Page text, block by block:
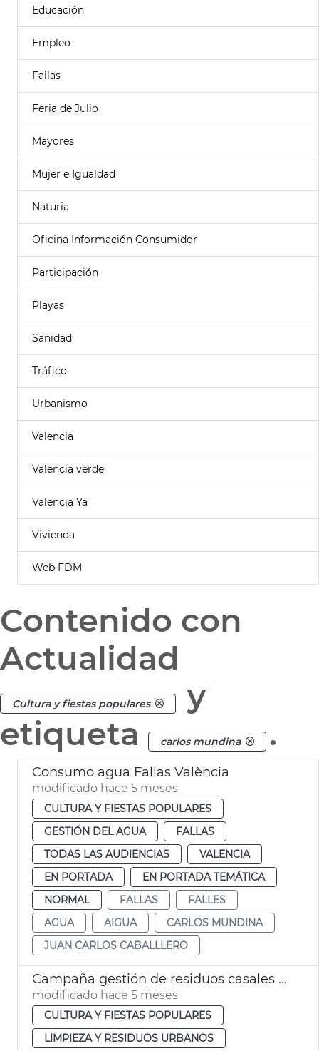
Educación
Empleo
Fallas
Feria de Julio
Mayores
Mujer e Igualdad
Naturia
Oficina Información Consumidor
Participación
Playas
Sanidad
Tráfico
Urbanismo
Valencia
Valencia verde
Valencia Ya
Vivienda
Web FDM
Contenido con
Actualidad
Cultura y fiestas populares
y
etiqueta
carlos mundina .
Consumo agua Fallas València
modificado hace 5 meses
CULTURA Y FIESTAS POPULARES
GESTIÓN DEL AGUA
FALLAS
TODAS LAS AUDIENCIAS
VALENCIA
EN PORTADA
EN PORTADA TEMÁTICA
NORMAL
FALLAS
FALLES
AGUA
AIGUA
CARLOS MUNDINA
JUAN CARLOS CABALLLERO
Campaña gestión de residuos casales falleros València
modificado hace 5 meses
CULTURA Y FIESTAS POPULARES
LIMPIEZA Y RESIDUOS URBANOS